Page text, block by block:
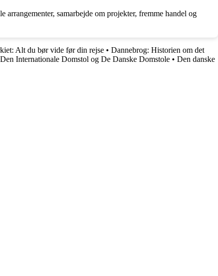
samarbejde om projekter, fremme handel og
Alt du bør vide før din rejse • Dannebrog: Historien om det
Den Internationale Domstol og De Danske Domstole • Den danske